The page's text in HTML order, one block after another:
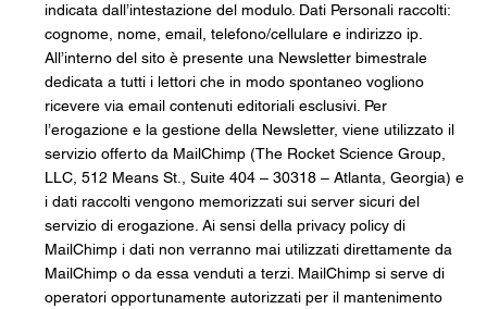
indicata dall’intestazione del modulo. Dati Personali raccolti:
cognome, nome, email, telefono/cellulare e indirizzo ip.
All’interno del sito è presente una Newsletter bimestrale
dedicata a tutti i lettori che in modo spontaneo vogliono
ricevere via email contenuti editoriali esclusivi. Per
l’erogazione e la gestione della Newsletter, viene utilizzato il
servizio offerto da MailChimp (The Rocket Science Group,
LLC, 512 Means St., Suite 404 – 30318 – Atlanta, Georgia) e
i dati raccolti vengono memorizzati sui server sicuri del
servizio di erogazione. Ai sensi della privacy policy di
MailChimp i dati non verranno mai utilizzati direttamente da
MailChimp o da essa venduti a terzi. MailChimp si serve di
operatori opportunamente autorizzati per il mantenimento